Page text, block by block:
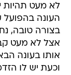
לא מעט תהיות
העונה בהפועל
בצורה טובה,
אצל לא מעט
אותו בעונה
וכעת יש לו